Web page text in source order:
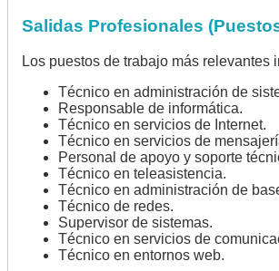
Salidas Profesionales
Los puestos de trabajo más relevantes
Técnico en administración de
Responsable de informática.
Técnico en servicios de Internet.
Técnico en servicios de
Personal de apoyo y soporte
Técnico en teleasistencia.
Técnico en administración de
Técnico de redes.
Supervisor de sistemas.
Técnico en servicios de
Técnico en entornos web.